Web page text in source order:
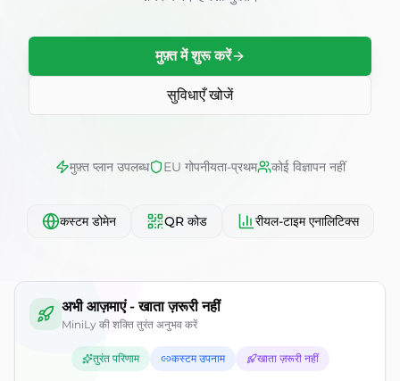
मुफ़्त में शुरू करें
सुविधाएँ खोजें
मुफ़्त प्लान उपलब्ध EU गोपनीयता-प्रथम कोई विज्ञापन नहीं
कस्टम डोमेन QR कोड रीयल-टाइम एनालिटिक्स
अभी आज़माएं - खाता ज़रूरी नहीं
MiniLy की शक्ति तुरंत अनुभव करें
तुरंत परिणाम कस्टम उपनाम खाता ज़रूरी नहीं